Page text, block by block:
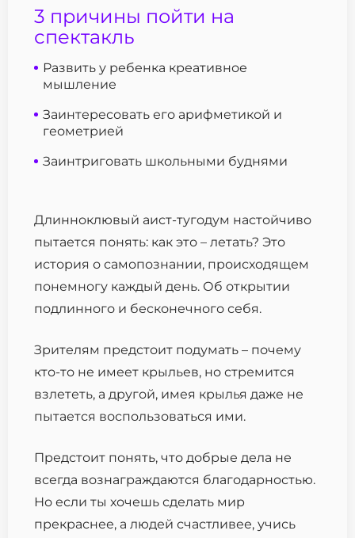
3 причины пойти на
спектакль
Развить у ребенка креативное
мышление
Заинтересовать его арифметикой и
геометрией
Заинтриговать школьными буднями
Длинноклювый аист-тугодум настойчиво
пытается понять: как это – летать? Это
история о самопознании, происходящем
понемногу каждый день. Об открытии
подлинного и бесконечного себя.
Зрителям предстоит подумать – почему
кто-то не имеет крыльев, но стремится
взлететь, а другой, имея крылья даже не
пытается воспользоваться ими.
Предстоит понять, что добрые дела не
всегда вознаграждаются благодарностью.
Но если ты хочешь сделать мир
прекраснее, а людей счастливее, учись